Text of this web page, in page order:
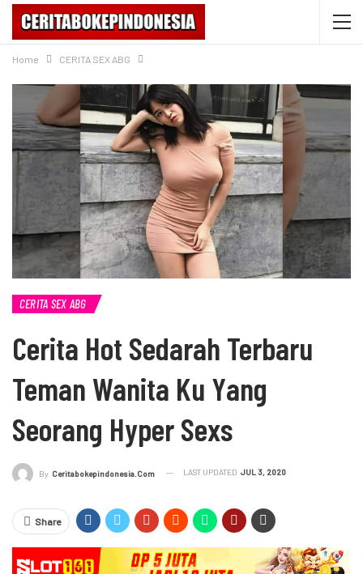
Home CERITA SEX ABG
CERITA SEX ABG
Cerita Hot Sedarah Terbaru
Teman Wanita Ku Yang
Seorang Hyper Sexs
By Ceritabokepindonesia.com LAST UPDATED JUL 3, 2020
Share